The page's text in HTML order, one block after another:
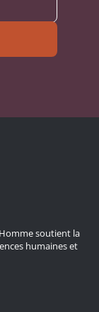
soutient la
humaines et